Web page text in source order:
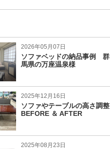
2026年05月07日
ソファベッドの納品事例 群
馬県の万座温泉様
2025年12月16日
ソファやテーブルの高さ調整
BEFORE ＆ AFTER
2025年08月23日